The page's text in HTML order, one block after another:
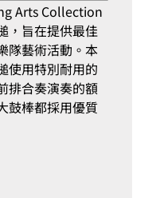
Arts Collection
，旨在提供最佳
隊藝術活動。本
使用特別耐用的
排合奏演奏的額
鼓棒都採用優質